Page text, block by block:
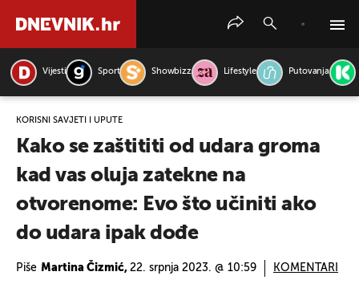
Vijesti Sport Showbizz Lifestyle Putovanja
KORISNI SAVJETI I UPUTE
Kako se zaštititi od udara groma
kad vas oluja zatekne na
otvorenome: Evo što učiniti ako
do udara ipak dođe
Piše Martina Čizmić, 22. srpnja 2023. @ 10:59 KOMENTARI
PRETRAŽITE VIJESTI